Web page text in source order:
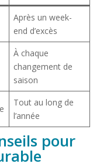
Après un week-
end d’excès
À chaque
changement de
saison
Tout au long de
l’année
pour